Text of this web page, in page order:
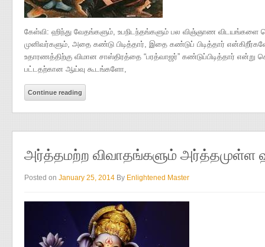
கேள்வி: ஹிந்து வேதங்களும், உபநிடந்தங்களும் பல விஞ்ஞாண
முனிவர்களும், அதை கண்டு பிடித்தார், இதை கண்டுப் பிடித்தார்
உதாரணத்திற்கு விமான‌ சாஸ்திரத்தை “பரத்வாஜர்” கண்டுப்பிடித்தார்
பட்டதற்கான ஆய்வு கூடங்களோ,
Continue reading
அர்த்தமற்ற விவாதங்களும் அர்த்தமுள்ள
Posted on January 25, 2014 By Enlightened Master